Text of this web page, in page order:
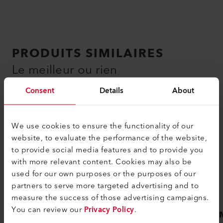
Consent Details About
We use cookies to ensure the functionality of our
website, to evaluate the performance of the website,
to provide social media features and to provide you
with more relevant content. Cookies may also be
used for our own purposes or the purposes of our
partners to serve more targeted advertising and to
measure the success of those advertising campaigns.
You can review ourPrivacy Policy.
PRODUITS SIMILAIRES
Le meilleur ou rien
VARIMAT 500